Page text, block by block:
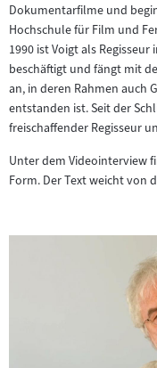
Dokumentarfilme und
Hochschule für Film und
1990 ist Voigt als Regisseur
beschäftigt und fängt mit
an, in deren Rahmen auch "
entstanden ist. Seit der
freischaffender Regisseur
Unter dem Videointerview
Form. Der Text weicht von